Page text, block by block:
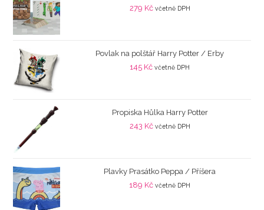
279 Kč včetně DPH
Povlak na polštář Harry Potter / Erby
145 Kč včetně DPH
Propiska Hůlka Harry Potter
243 Kč včetně DPH
Plavky Prasátko Peppa / Příšera
189 Kč včetně DPH